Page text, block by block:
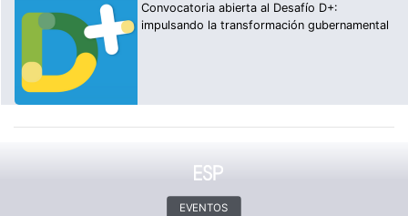
Convocatoria abierta al Desafío D+:
impulsando la transformación gubernamental
EVENTOS